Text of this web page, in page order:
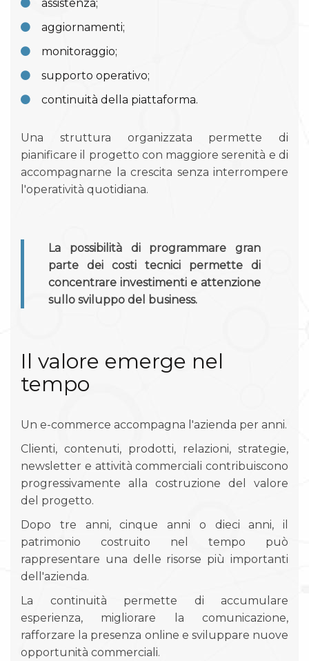
assistenza;
aggiornamenti;
monitoraggio;
supporto operativo;
continuità della piattaforma.
Una struttura organizzata permette di
pianificare il progetto con maggiore serenità e di
accompagnarne la crescita senza interrompere
l'operatività quotidiana.
La possibilità di programmare gran
parte dei costi tecnici permette di
concentrare investimenti e attenzione
sullo sviluppo del business.
Il valore emerge nel
tempo
Un e-commerce accompagna l'azienda per anni.
Clienti, contenuti, prodotti, relazioni, strategie,
newsletter e attività commerciali contribuiscono
progressivamente alla costruzione del valore
del progetto.
Dopo tre anni, cinque anni o dieci anni, il
patrimonio costruito nel tempo può
rappresentare una delle risorse più importanti
dell'azienda.
La continuità permette di accumulare
esperienza, migliorare la comunicazione,
rafforzare la presenza online e sviluppare nuove
opportunità commerciali.